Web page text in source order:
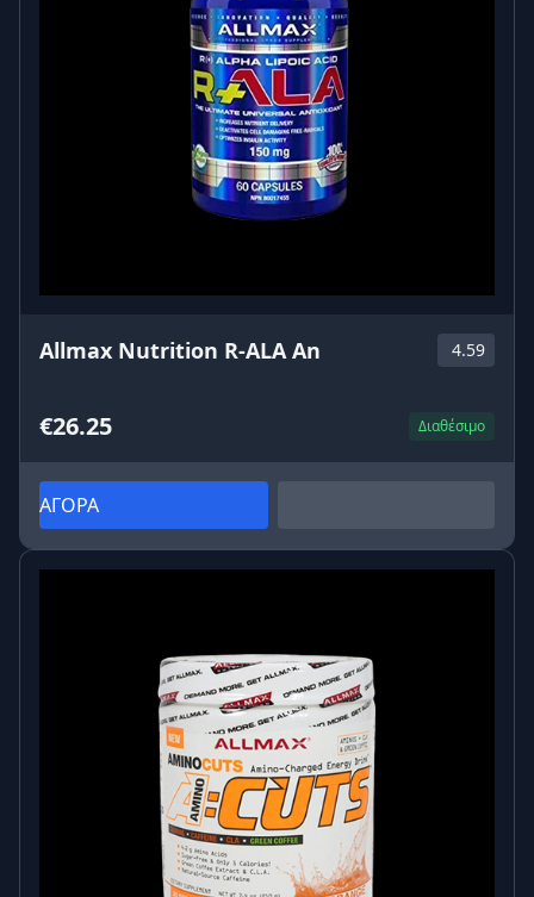
Allmax Nutrition R-ALA An 4.59
€26.25 Διαθέσιμο
ΑΓΟΡΑ